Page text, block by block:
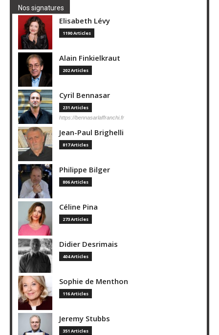
Nos signatures
Elisabeth Lévy
1190 Articles
Alain Finkielkraut
202 Articles
Cyril Bennasar
231 Articles
https://bennasarlaffranchi.fr
Jean-Paul Brighelli
817 Articles
Philippe Bilger
806 Articles
Céline Pina
273 Articles
Didier Desrimais
404 Articles
Sophie de Menthon
116 Articles
Jeremy Stubbs
351 Articles